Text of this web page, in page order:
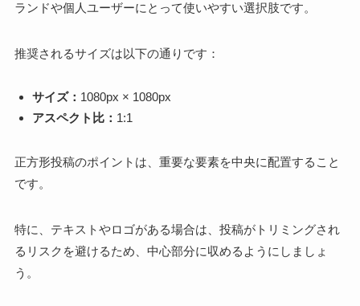
ランドや個人ユーザーにとって使いやすい選択肢です。
推奨されるサイズは以下の通りです：
サイズ： 1080px × 1080px
アスペクト比： 1:1
正方形投稿のポイントは、重要な要素を中央に配置すること
です。
特に、テキストやロゴがある場合は、投稿がトリミングされ
るリスクを避けるため、中心部分に収めるようにしましょ
う。